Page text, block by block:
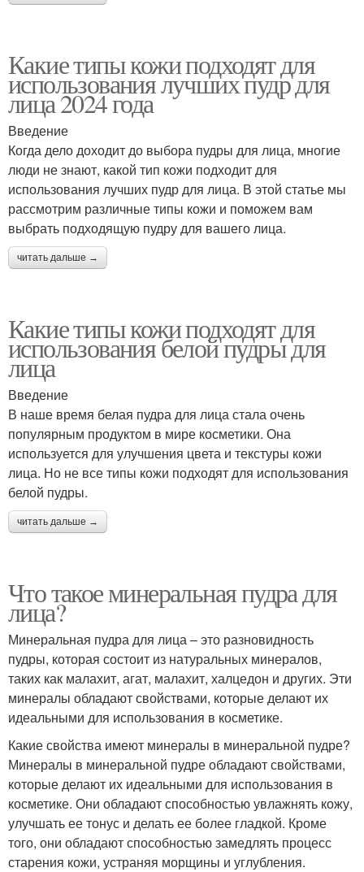
Какие типы кожи подходят для
использования лучших пудр для
лица 2024 года
Введение
Когда дело доходит до выбора пудры для лица, многие
люди не знают, какой тип кожи подходит для
использования лучших пудр для лица. В этой статье мы
рассмотрим различные типы кожи и поможем вам
выбрать подходящую пудру для вашего лица.
читать дальше →
Какие типы кожи подходят для
использования белой пудры для
лица
Введение
В наше время белая пудра для лица стала очень
популярным продуктом в мире косметики. Она
используется для улучшения цвета и текстуры кожи
лица. Но не все типы кожи подходят для использования
белой пудры.
читать дальше →
Что такое минеральная пудра для
лица?
Минеральная пудра для лица – это разновидность
пудры, которая состоит из натуральных минералов,
таких как малахит, агат, малахит, халцедон и других. Эти
минералы обладают свойствами, которые делают их
идеальными для использования в косметике.
Какие свойства имеют минералы в минеральной пудре?
Минералы в минеральной пудре обладают свойствами,
которые делают их идеальными для использования в
косметике. Они обладают способностью увлажнять кожу,
улучшать ее тонус и делать ее более гладкой. Кроме
того, они обладают способностью замедлять процесс
старения кожи, устраняя морщины и углубления.